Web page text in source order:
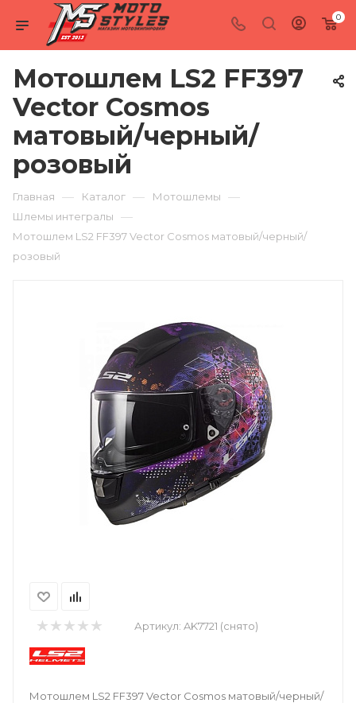
0
Мотошлем LS2 FF397
Vector Cosmos
матовый/черный/
розовый
Главная — Каталог — Мотошлемы —
Шлемы интегралы —
Мотошлем LS2 FF397 Vector Cosmos матовый/черный/
розовый
Артикул: AK7721 (снято)
Мотошлем LS2 FF397 Vector Cosmos матовый/черный/